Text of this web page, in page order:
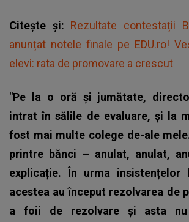
Citește și: Rezultate contestații
anunțat notele finale pe EDU.ro!
elevi: rata de promovare a crescut
"Pe la o oră și jumătate,
intrat în sălile de evaluare, și la
fost mai multe colege de-ale
printre bănci – anulat, anulat,
explicație. În urma
acestea au început rezolvarea de
a foii de rezolvare și asta